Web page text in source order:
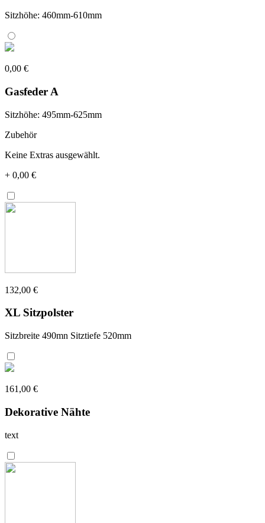
Sitzhöhe: 460mm-610mm
0,00 €
Gasfeder A
Sitzhöhe: 495mm-625mm
Zubehör
Keine Extras ausgewählt.
+ 0,00 €
132,00 €
XL Sitzpolster
Sitzbreite 490mn Sitztiefe 520mm
161,00 €
Dekorative Nähte
text